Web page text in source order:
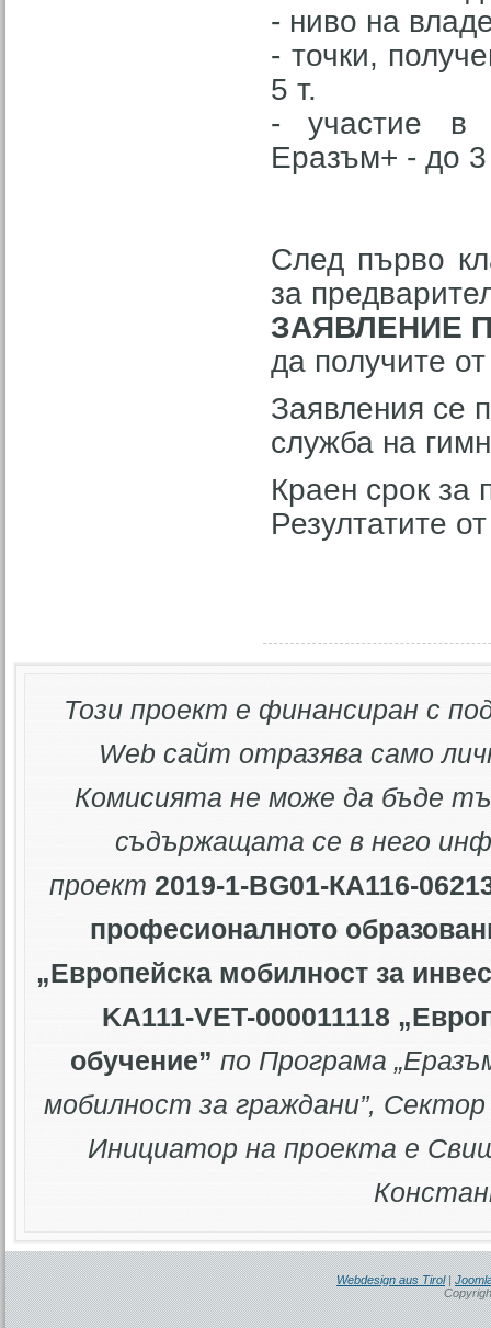
- ниво на
- точки,
5 т.
- участие в
Еразъм+ - до 3
След първо
за
ЗАЯВЛЕНИЕ
да получите
Заявления се
служба на
Краен срок за
Резултатите
Този проект е финансиран с
Web сайт отразява само
Комисията не може да бъде
съдържащата се в него
проект2019-1-BG01-КА116-
професионалното
„Европейска мобилност за
KA111-VET-000011118
обучение”по Програма
мобилност за граждани”, Сектор
Инициатор на проекта е
Webdesign aus Tirol|